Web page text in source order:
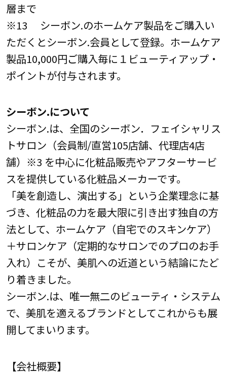
層まで
※13 シーボン.のホームケア製品をご購入い
ただくとシーボン.会員として登録。ホームケア
製品10,000円ご購入毎に１ビューティアップ・
ポイントが付与されます。
シーボン.について
シーボン.は、全国のシーボン．フェイシャリス
トサロン（会員制/直営105店舗、代理店4店
舗）※3 を中心に化粧品販売やアフターサービ
スを提供している化粧品メーカーです。
「美を創造し、演出する」という企業理念に基
づき、化粧品の力を最大限に引き出す独自の方
法として、ホームケア（自宅でのスキンケア）
＋サロンケア（定期的なサロンでのプロのお手
入れ）こそが、美肌への近道という結論にたど
り着きました。
シーボン.は、唯一無二のビューティ・システム
で、美肌を適えるブランドとしてこれからも展
開してまいります。
【会社概要】